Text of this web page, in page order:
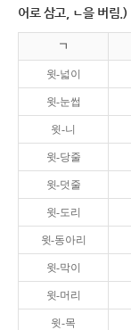
어로 삼고, ㄴ을 버림.)
ㄱ
윗-넓이
윗-눈썹
윗-니
윗-당줄
윗-덧줄
윗-도리
윗-동아리
윗-막이
윗-머리
윗-목